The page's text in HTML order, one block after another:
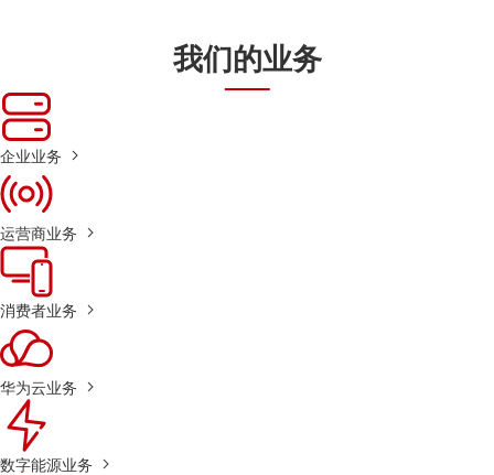
我们的业务
企业业务
运营商业务
消费者业务
华为云业务
数字能源业务